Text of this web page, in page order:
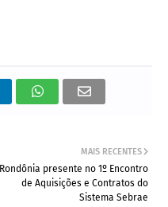
MAIS RECENTES
​Rondônia presente no 1º Encontro
de Aquisições e Contratos do
Sistema Sebrae